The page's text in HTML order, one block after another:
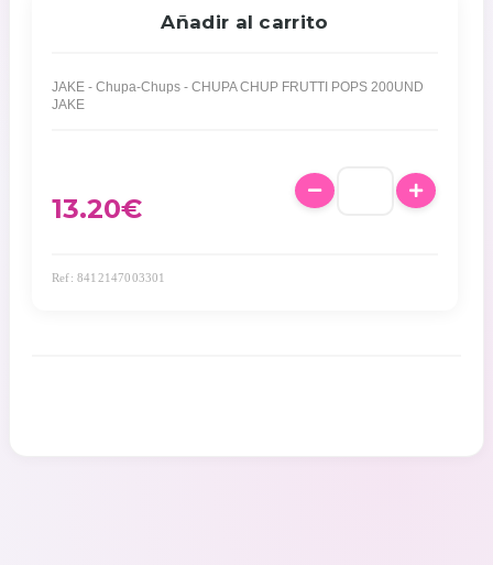
Añadir al carrito
JAKE - Chupa-Chups - CHUPA CHUP FRUTTI POPS 200UND
JAKE
13.20€
Ref: 8412147003301